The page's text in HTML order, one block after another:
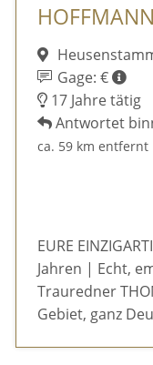
Gage: €
17 Jahre tätig
Antwortet
ca. 59 km entfernt
EURE
Jahren | Echt,
Trauredner
Gebiet, ganz